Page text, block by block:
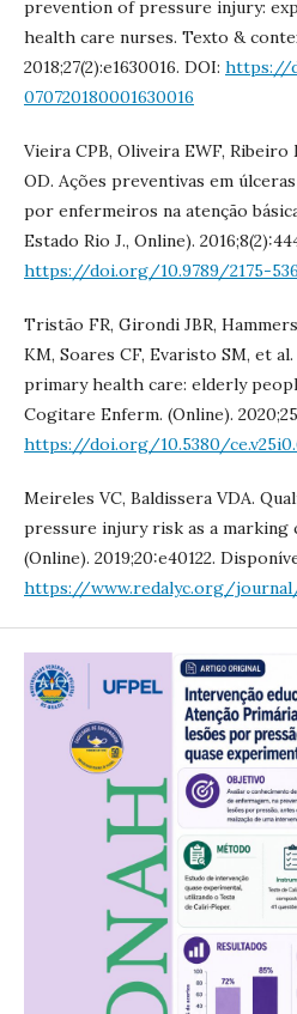
prevention of pressure injury:
health care nurses. Texto &
2018;27(2):e1630016. DOI: https://
070720180001630016
Vieira CPB, Oliveira EWF, Ribeiro
OD. Ações preventivas em
por enfermeiros na atenção
Estado Rio J., Online).
https://doi.org/10.9789/2175-
Tristão FR, Girondi JBR,
KM, Soares CF, Evaristo SM, et
primary health care: elderly
Cogitare Enferm. (Online).
https://doi.org/10.5380/
Meireles VC, Baldissera VDA.
pressure injury risk as a marking
(Online). 2019;20:e40122.
https://www.redalyc.org/